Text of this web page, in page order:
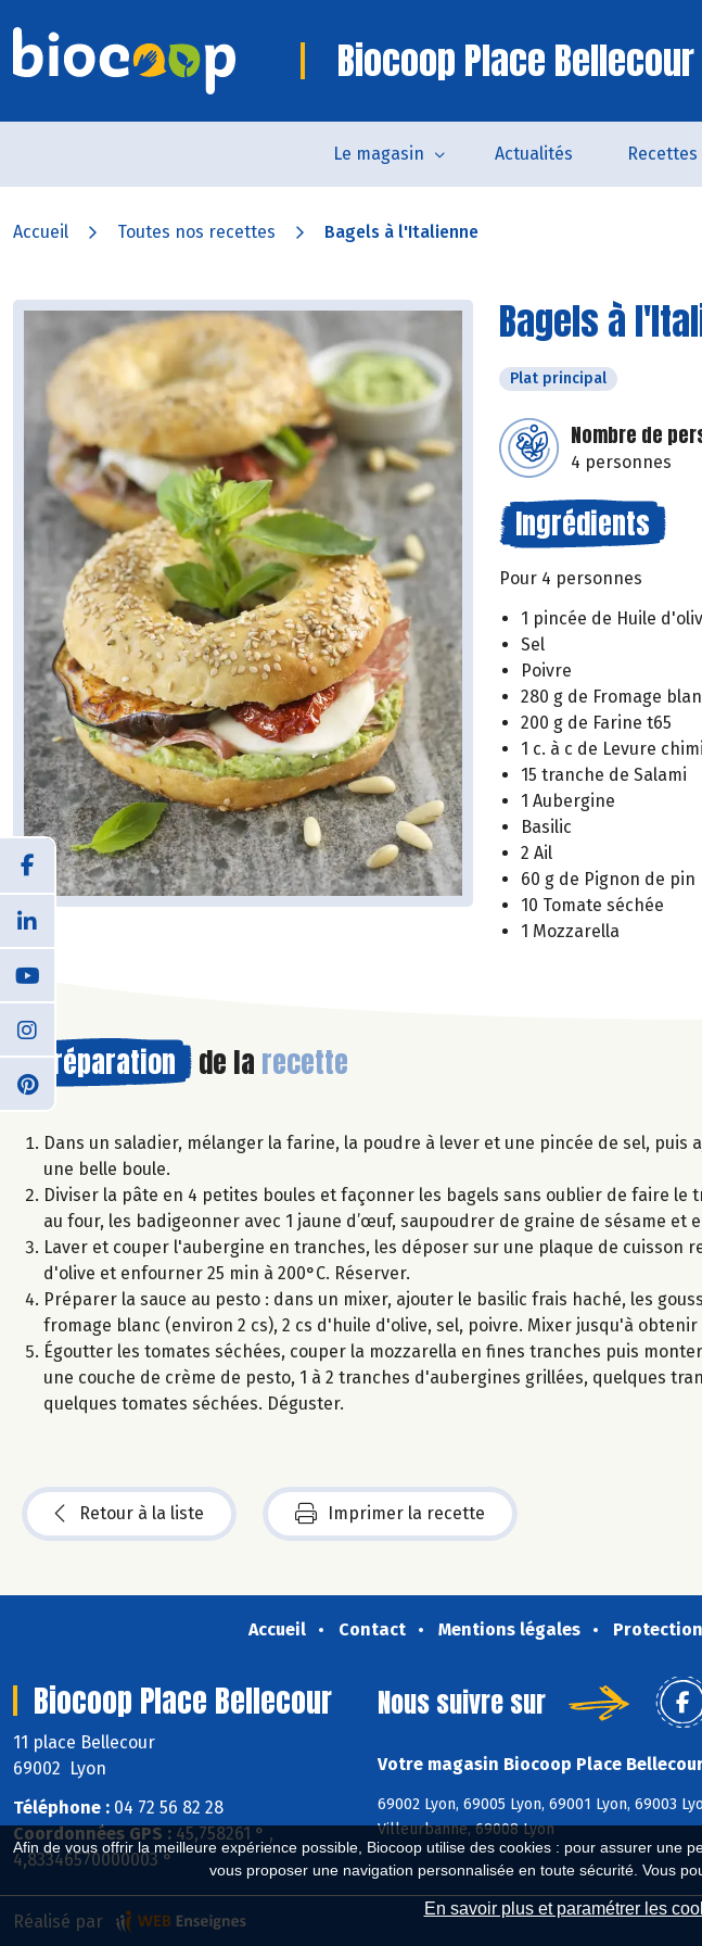
Afin de vous offrir la meilleure expérience possible, Biocoop utilise des cookies : pour assurer
vous proposer une navigation personnalisée en toute sécurité. Vous
En savoir plus et paramétrer les
Biocoop Place Bellecour
Le magasin Actualités Recettes
Accueil Toutes nos recettes Bagels à l'Italienne
Bagels à
Plat principal
Nombre de
4 personnes
Ingrédients
Pour 4 personnes
1 pincée de Huile
Sel
Poivre
280 g de Fromage
200 g de Farine t65
1 c. à c de Levure
15 tranche de Salami
1 Aubergine
Basilic
2 Ail
60 g de Pignon de pin
10 Tomate séchée
1 Mozzarella
Préparation de la recette
Dans un saladier, mélanger la farine, la poudre à lever et une pincée de sel,
une belle boule.
Diviser la pâte en 4 petites boules et façonner les bagels sans oublier de faire
au four, les badigeonner avec 1 jaune d’œuf, saupoudrer de graine de sésame et
Laver et couper l'aubergine en tranches, les déposer sur une plaque de cuisson
d'olive et enfourner 25 min à 200°C. Réserver.
Préparer la sauce au pesto : dans un mixer, ajouter le basilic frais haché, les
fromage blanc (environ 2 cs), 2 cs d'huile d'olive, sel, poivre. Mixer jusqu'à
Égoutter les tomates séchées, couper la mozzarella en fines tranches puis
une couche de crème de pesto, 1 à 2 tranches d'aubergines grillées, quelques
quelques tomates séchées. Déguster.
Retour à la liste Imprimer la recette
Accueil Contact Mentions légales
Biocoop Place Bellecour
11 place Bellecour
69002 Lyon
Téléphone : 04 72 56 82 28
Coordonnées GPS : 45,758261 ° ,
4,83346570000003 °
Nous suivre sur
Votre magasin Biocoop Place
69002 Lyon, 69005 Lyon, 69001 Lyon, 69003
Villeurbanne, 69008 Lyon
Réalisé par